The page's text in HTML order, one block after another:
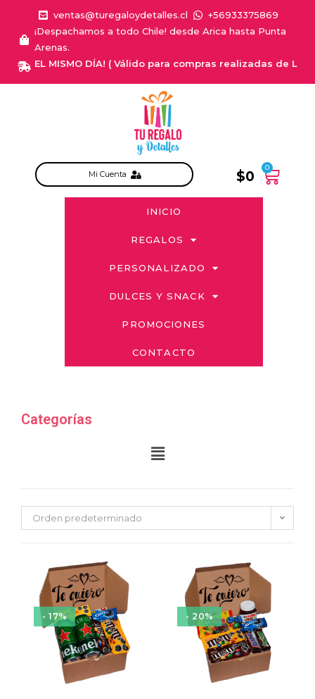
ventas@turegaloydetalles.cl
+56933375869
¡Despachamos a todo Chile! desde Arica hasta Punta
Arenas.
EL MISMO DÍA! ( Válido para compras realizadas de
Mi Cuenta $0
0
INICIO
REGALOS
PERSONALIZADO
DULCES Y SNACK
PROMOCIONES
CONTACTO
Categorías
Orden predeterminado
- 17% - 20%